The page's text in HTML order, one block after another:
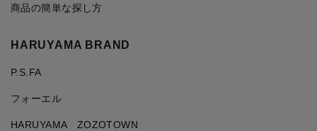
商品の簡単な探し方
HARUYAMA BRAND
P.S.FA
フォーエル
HARUYAMA ZOZOTOWN